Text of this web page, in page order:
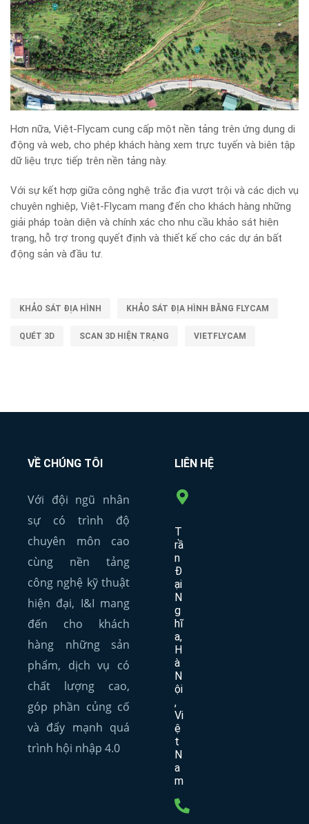
Hơn nữa, Việt-Flycam cung cấp một nền tảng trên ứng dụng di
động và web, cho phép khách hàng xem trực tuyến và biên tập
dữ liệu trực tiếp trên nền tảng này.
Với sự kết hợp giữa công nghệ trắc địa vượt trội và các dịch vụ
chuyên nghiệp, Việt-Flycam mang đến cho khách hàng những
giải pháp toàn diện và chính xác cho nhu cầu khảo sát hiện
trạng, hỗ trợ trong quyết định và thiết kế cho các dự án bất
động sản và đầu tư.
KHẢO SÁT ĐỊA HÌNH KHẢO SÁT ĐỊA HÌNH BẰNG FLYCAM
QUÉT 3D SCAN 3D HIỆN TRẠNG VIETFLYCAM
VỀ CHÚNG TÔI
Với đội ngũ nhân
sự có trình độ
chuyên môn cao
cùng nền tảng
công nghệ kỹ thuật
hiện đại, I&I mang
đến cho khách
hàng những sản
phẩm, dịch vụ có
chất lượng cao,
góp phần củng cố
và đẩy mạnh quá
trình hội nhập 4.0
LIÊN HỆ
T
rầ
n
Đ
ại
N
g
hĩ
a,
H
à
N
ội
,
Vi
ệ
t
N
a
m